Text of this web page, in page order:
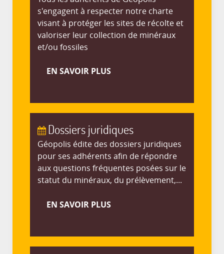
s'engagent à respecter notre charte
visant à protéger les sites de récolte et
valoriser leur collection de minéraux
et/ou fossiles
EN SAVOIR PLUS
Dossiers juridiques
Géopolis édite des dossiers juridiques
pour ses adhérents afin de répondre
aux questions fréquentes posées sur le
statut du minéraux, du prélèvement,...
EN SAVOIR PLUS